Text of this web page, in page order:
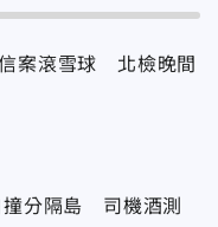
案滾雪球 北檢晚間
撞分隔島 司機酒測